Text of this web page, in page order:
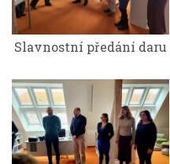
Slavnostní předání daru